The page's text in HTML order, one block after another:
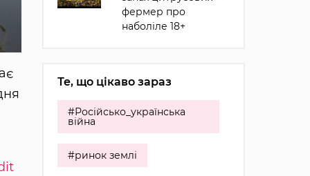
фермер про
наболіле 18+
Те, що цікаво зараз
#Російсько_українська
війна
#ринок землі